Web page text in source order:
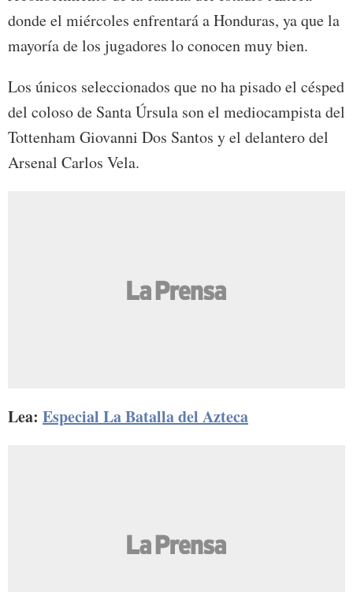
donde el miércoles enfrentará a Honduras, ya que la
mayoría de los jugadores lo conocen muy bien.
Los únicos seleccionados que no ha pisado el césped
del coloso de Santa Úrsula son el mediocampista del
Tottenham Giovanni Dos Santos y el delantero del
Arsenal Carlos Vela.
Lea: Especial La Batalla del Azteca